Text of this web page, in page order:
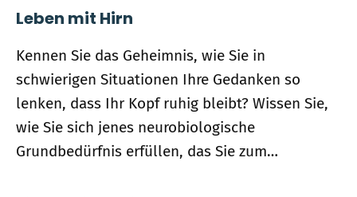
Leben mit Hirn
Kennen Sie das Geheimnis, wie Sie in
schwierigen Situationen Ihre Gedanken so
lenken, dass Ihr Kopf ruhig bleibt? Wissen Sie,
wie Sie sich jenes neurobiologische
Grundbedürfnis erfüllen, das Sie zum…